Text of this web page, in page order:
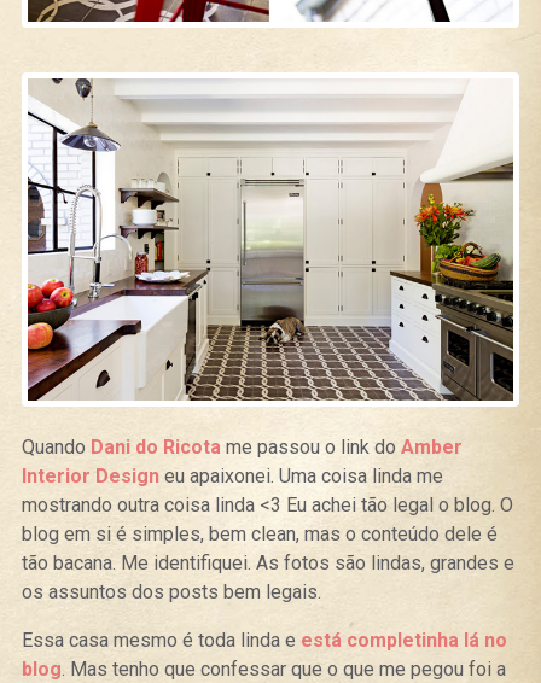
Quando Dani do Ricota me passou o link do Amber
Interior Designeu apaixonei. Uma coisa linda me
mostrando outra coisa linda <3 Eu achei tão legal o blog. O
blog em si é simples, bem clean, mas o conteúdo dele é
tão bacana. Me identifiquei. As fotos são lindas, grandes e
os assuntos dos posts bem legais.
Essa casa mesmo é toda linda e está completinha lá no
blog. Mas tenho que confessar que o que me pegou foi a